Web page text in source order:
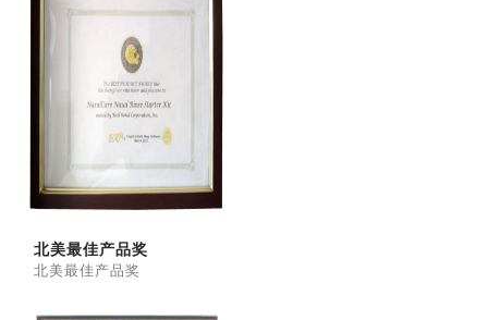
北美最佳产品奖
北美最佳产品奖